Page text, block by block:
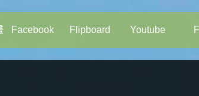
Facebook Flipboard Youtube